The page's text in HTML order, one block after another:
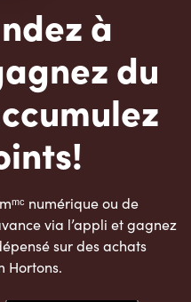
à
du
numérique ou de
via l’appli et gagnez
sur des achats
Hortons.